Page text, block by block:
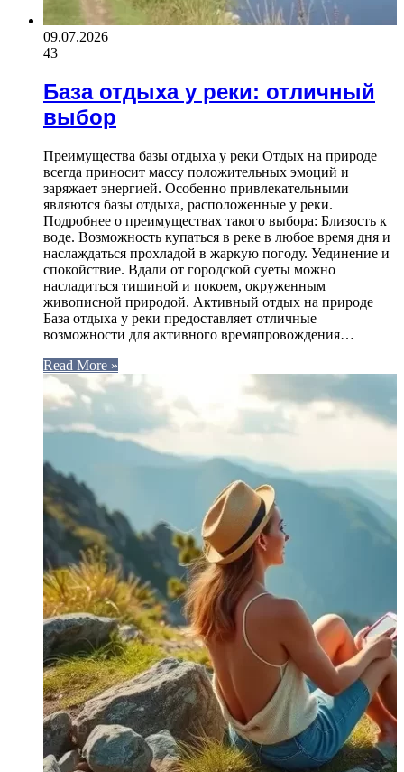
09.07.2026
43
База отдыха у реки: отличный
выбор
Преимущества базы отдыха у реки Отдых на природе
всегда приносит массу положительных эмоций и
заряжает энергией. Особенно привлекательными
являются базы отдыха, расположенные у реки.
Подробнее о преимуществах такого выбора: Близость к
воде. Возможность купаться в реке в любое время дня и
наслаждаться прохладой в жаркую погоду. Уединение и
спокойствие. Вдали от городской суеты можно
насладиться тишиной и покоем, окруженным
живописной природой. Активный отдых на природе
База отдыха у реки предоставляет отличные
возможности для активного времяпровождения…
Read More »